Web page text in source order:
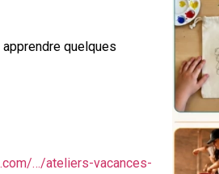
quelques
…/ateliers-vacances-